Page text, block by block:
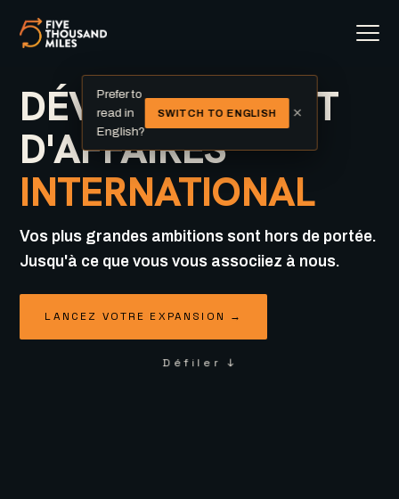
DÉVELOPPEMENT
D'AFFAIRES
INTERNATIONAL
Vos plus grandes ambitions sont hors de portée.
Jusqu'à ce que vous vous associiez à nous.
LANCEZ VOTRE EXPANSION →
Défiler ↓
Prefer to
read in
English?
SWITCH TO ENGLISH ×